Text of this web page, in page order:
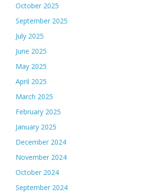
October 2025
September 2025
July 2025
June 2025
May 2025
April 2025
March 2025
February 2025
January 2025
December 2024
November 2024
October 2024
September 2024